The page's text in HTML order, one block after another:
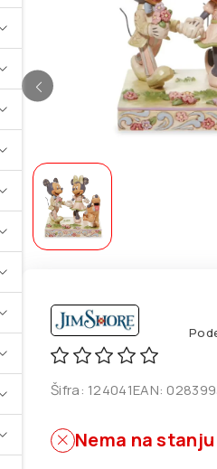
Šifra: 124041EAN:
Nema na stanju